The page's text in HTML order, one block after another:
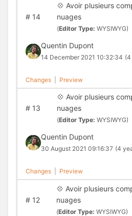
#14
💠 Avoir plusieurs
nuages
(Editor Type: WYSIWYG)
Quentin Dupont
14 December 2021 10:32:34
Changes Preview
#13
💠 Avoir plusieurs
nuages
(Editor Type: WYSIWYG)
Quentin Dupont
30 August 2021 09:16:37 (4
Changes Preview
#12
💠 Avoir plusieurs
nuages
(Editor Type: WYSIWYG)